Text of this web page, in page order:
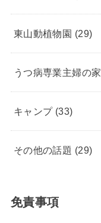
東山動植物園 (29)
うつ病専業主婦の
キャンプ (33)
その他の話題 (29)
免責事項